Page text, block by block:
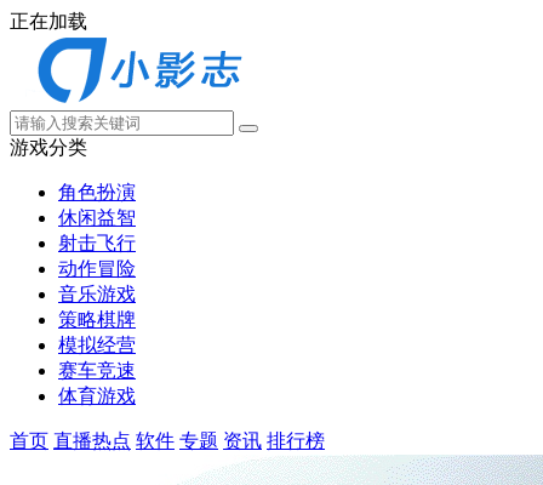
正在加载
游戏分类
角色扮演
休闲益智
射击飞行
动作冒险
音乐游戏
策略棋牌
模拟经营
赛车竞速
体育游戏
首页 直播热点 软件 专题 资讯 排行榜